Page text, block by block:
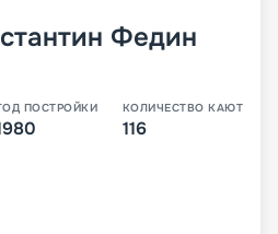
Федин
ПОСТРОЙКИ КОЛИЧЕСТВО КАЮТ
116